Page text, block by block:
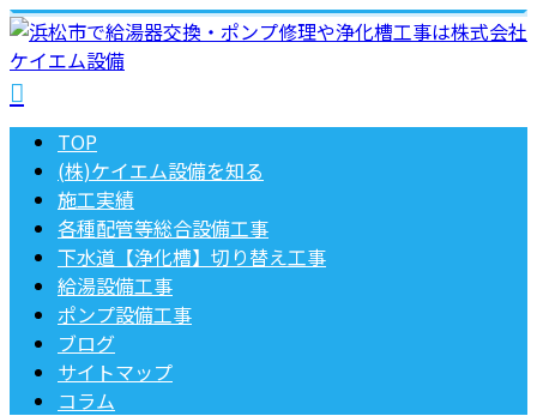
TOP
(株)ケイエム設備を知る
施工実績
各種配管等総合設備工事
下水道【浄化槽】切り替え工事
給湯設備工事
ポンプ設備工事
ブログ
サイトマップ
コラム